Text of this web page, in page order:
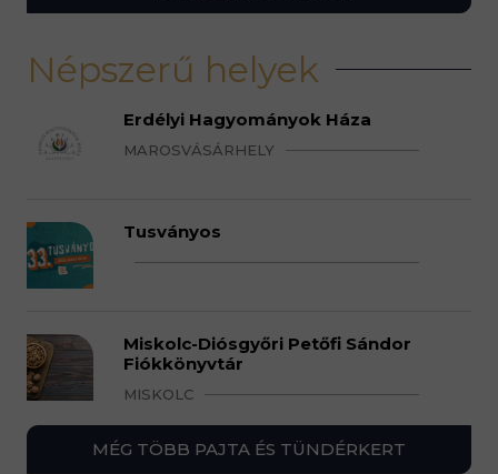
Népszerű helyek
Erdélyi Hagyományok Háza
MAROSVÁSÁRHELY
Tusványos
Miskolc-Diósgyőri Petőfi Sándor
Fiókkönyvtár
MISKOLC
MÉG TÖBB PAJTA ÉS TÜNDÉRKERT